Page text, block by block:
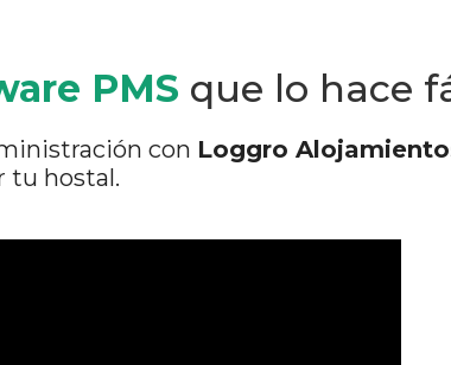
PMS que lo hace
con Loggro
tu hostal.